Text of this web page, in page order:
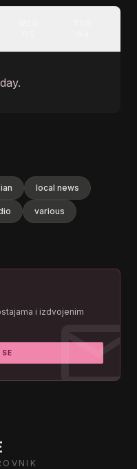
local news
various
i izdvojenim